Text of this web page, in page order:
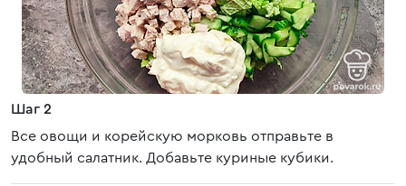
Шаг 2
Все овощи и корейскую морковь отправьте в
удобный салатник. Добавьте куриные кубики.